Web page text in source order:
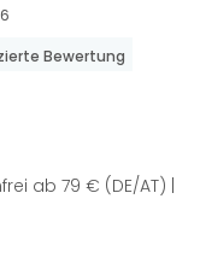
Bewertung
ab 79 € (DE/AT) |